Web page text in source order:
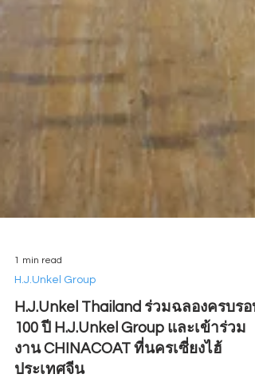
1 min read
H.J.Unkel Group